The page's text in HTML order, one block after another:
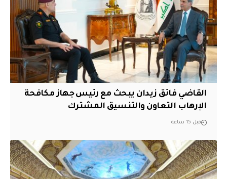
القاضي فائق زيدان يبحث مع رئيس جهاز مكافحة
الإرهاب التعاون والتنسيق المشترك
قبل 15 ساعة